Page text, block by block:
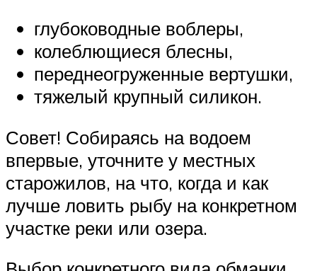
глубоководные воблеры,
колеблющиеся блесны,
переднеогруженные вертушки,
тяжелый крупный силикон.
Совет! Собираясь на водоем
впервые, уточните у местных
старожилов, на что, когда и как
лучше ловить рыбу на конкретном
участке реки или озера.